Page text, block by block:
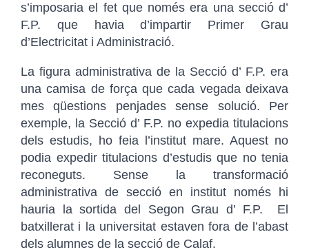
s’imposaria el fet que només era una secció d’
F.P. que havia d’impartir Primer Grau
d’Electricitat i Administració.
La figura administrativa de la Secció d’ F.P. era
una camisa de força que cada vegada deixava
mes qüestions penjades sense solució. Per
exemple, la Secció d’ F.P. no expedia titulacions
dels estudis, ho feia l’institut mare. Aquest no
podia expedir titulacions d’estudis que no tenia
reconeguts. Sense la transformació
administrativa de secció en institut només hi
hauria la sortida del Segon Grau d’ F.P. El
batxillerat i la universitat estaven fora de l’abast
dels alumnes de la secció de Calaf.